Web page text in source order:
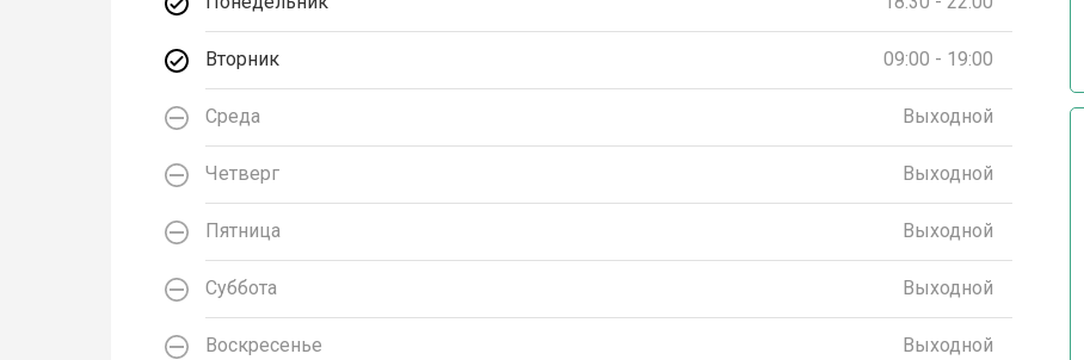
Вторник 09:00 - 19:00
Среда Выходной
Четверг Выходной
Пятница Выходной
Суббота Выходной
Воскресенье Выходной